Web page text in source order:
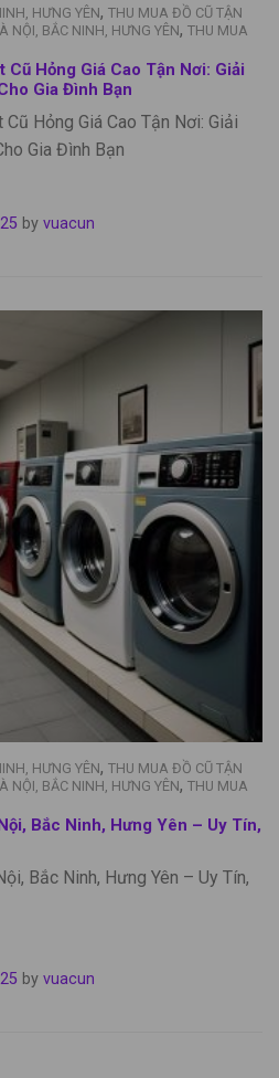
HƯNG YÊN, THU MUA ĐỒ CŨ TẬN
NỘI, BẮC NINH, HƯNG YÊN, THU MUA
Cũ Hỏng Giá Cao Tận Nơi: Giải
Gia Đình Bạn
Hỏng Giá Cao Tận Nơi: Giải
Gia Đình Bạn
by vuacun
HƯNG YÊN, THU MUA ĐỒ CŨ TẬN
NỘI, BẮC NINH, HƯNG YÊN, THU MUA
Bắc Ninh, Hưng Yên – Uy Tín,
Bắc Ninh, Hưng Yên – Uy Tín,
by vuacun